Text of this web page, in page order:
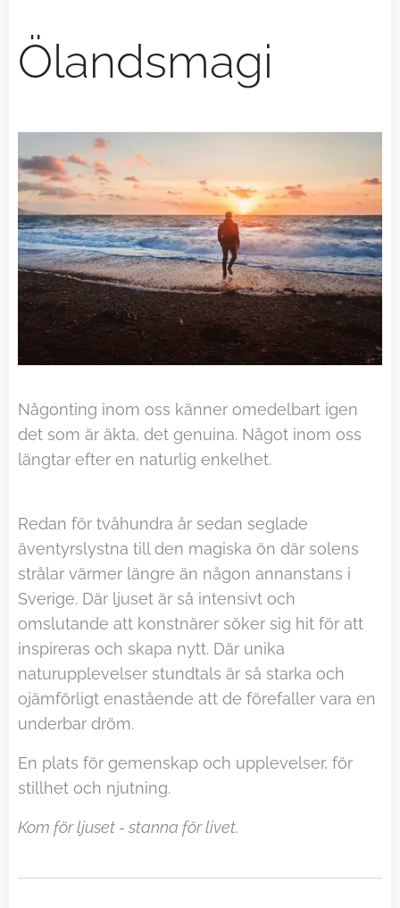
Ölandsmagi
Någonting inom oss känner omedelbart igen
det som är äkta, det genuina. Något inom oss
längtar efter en naturlig enkelhet.
Redan för tvåhundra år sedan seglade
äventyrslystna till den magiska ön där solens
strålar värmer längre än någon annanstans i
Sverige. Där ljuset är så intensivt och
omslutande att konstnärer söker sig hit för att
inspireras och skapa nytt. Där unika
naturupplevelser stundtals är så starka och
ojämförligt enastående att de förefaller vara en
underbar dröm.
En plats för gemenskap och upplevelser, för
stillhet och njutning.
Kom för ljuset - stanna för livet.